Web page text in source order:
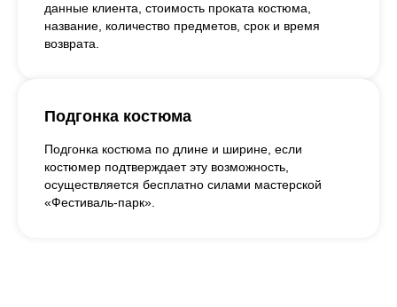
данные клиента, стоимость проката костюма,
название, количество предметов, срок и время
возврата.
Подгонка костюма
Подгонка костюма по длине и ширине, если
костюмер подтверждает эту возможность,
осуществляется бесплатно силами мастерской
«Фестиваль-парк».